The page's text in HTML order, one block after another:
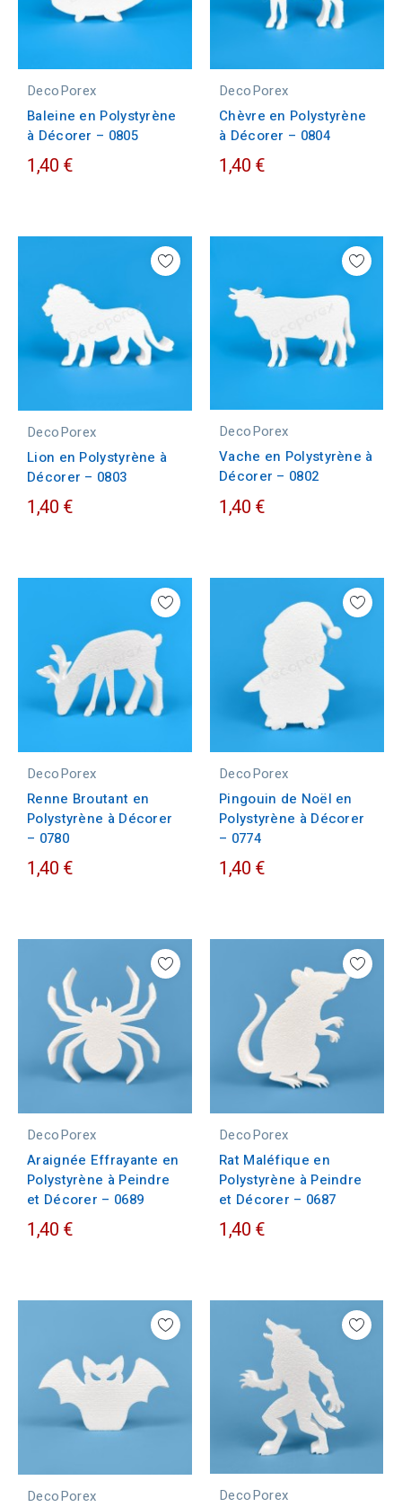
DecoPorex
Baleine en Polystyrène
à Décorer – 0805
1,40 €
DecoPorex
Chèvre en Polystyrène
à Décorer – 0804
1,40 €
DecoPorex
Lion en Polystyrène à
Décorer – 0803
1,40 €
DecoPorex
Vache en Polystyrène à
Décorer – 0802
1,40 €
DecoPorex
Renne Broutant en
Polystyrène à Décorer
– 0780
1,40 €
DecoPorex
Pingouin de Noël en
Polystyrène à Décorer
– 0774
1,40 €
DecoPorex
Araignée Effrayante en
Polystyrène à Peindre
et Décorer – 0689
1,40 €
DecoPorex
Rat Maléfique en
Polystyrène à Peindre
et Décorer – 0687
1,40 €
DecoPorex
DecoPorex